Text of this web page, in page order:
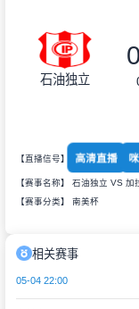
石油独立
0
【直播信号】 高清直播
【赛事名称】 石油独立 VS 加
【赛事分类】 南美杯
相关赛事
05-04 22:00